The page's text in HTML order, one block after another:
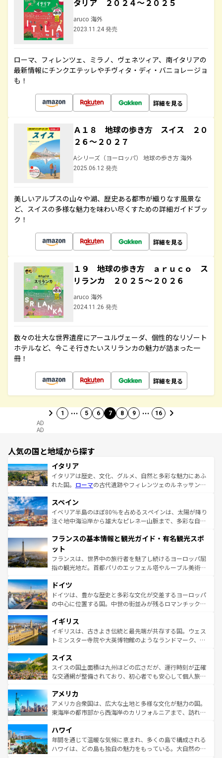
タリア ２０２４～２０２５
aruco 海外
2023.11.24 発売
ローマ、フィレンツェ、ミラノ、ヴェネツィア、南イタリアの
最新情報にチンクエテッレやチヴィタ・ディ・バニョレージョ
も！
詳細を見る
Ａ１８ 地球の歩き方 スイス ２０
２６～２０２７
Aシリーズ（ヨーロッパ） 地球の歩き方 海外
2025.06.12 発売
美しいアルプスの山々や湖、歴史ある都市が織りなす風景な
ど、スイスの多様な魅力を味わい尽くすための詳細ガイドブッ
ク！
詳細を見る
１９ 地球の歩き方 ａｒｕｃｏ ス
リランカ ２０２５～２０２６
aruco 海外
2024.11.26 発売
数々の壮大な世界遺産にアーユルヴェーダ、個性的なリゾート
ホテルなど、今こそ行きたいスリランカの魅力が詰まった一
冊！
詳細を見る
1 … 5 6 7 8 9 … 16
AD
AD
人気の国と地域から探す
イタリア
イタリアは歴史、文化、グルメ、自然と多彩な魅力にあふ
れた国。 ローマの古代遺跡やフィレンツェのルネッサンス
ろん、トスカーナの美しい田園風景やアマルフィ海岸の絶
景など、自然景観も見逃せない。観光の合間には、本場の
ピザやパスタなど、絶品のイタリア料理を堪能することも
ませてくれるイタリアで、忘れられない旅をしてみよう！
なお、新着のイタリア情報は
しい。
スペイン
イベリア半島のほぼ80％を占めるスペインは、太陽が降り
注ぐ地中海沿岸から雄大なピレネー山脈まで、多彩な自然
文化が根付くこの国では、情熱的なフラメンコ、熱気あふ
れる闘牛、そして美味しいタパスが生活の一部となってい
る。首都マドリードの洗練された雰囲気や、バルセロナの
アートに溢れた街角から、地方では古代ローマ遺跡や中世
せる。地方によって風土や気候が異なるスペインはその個
性で訪れる人を魅了する。 なお、新着のスペイン情報は コ
ンテンツ一覧を参照してほしい。
フランスの基本情報と観光ガイド・有名観光スポ
ット
フランスは、世界中の旅行者を魅了し続けるヨーロッパ屈
指の観光地だ。首都パリのエッフェル塔やルーブル美術館
で、幅広い魅力が詰まっている。華麗な宮殿、歴史的な大
聖堂、美しいビーチ、そして豊かな自然が、訪れる者を心
から魅了する。また、フランスは美食の国としても知ら
いる。シャンパンの発祥地であるランス、プロヴァンスの
香り高いラベンダー畑など、多彩な楽しみ方が可能だ。さ
らに、パリ以外の地域にも魅力が溢れており、どの街角に
れる地方に足を運ぶとそれぞれで全く異なる文化を体験で
きるだろう。 なお、新着のフランス情報はコンテンツ一覧
を参照してほしい。
ドイツ
ドイツは、豊かな歴史と多彩な文化が交差するヨーロッパ
の中心に位置する国。中世の街並みが残るロマンチック街
顔を持つこの国は、どこを歩いても飽きることがない。ベ
ルリンの文化的活気、バイエルン州のアルプスの絶景、そ
してライン川沿いのワイン畑といった風景は必見。ビール
は、お酒好きな人にはぜひ体験してほしい。 なお、新着の
ドイツ情報はコンテンツ一覧を参照してほしい。
イギリス
イギリスは、古きよき伝統と最先端が共存する国。ウェス
トミンスター寺院や大英博物館のようなランドマーク、歴
リアごとに異なる魅力がある。また、優雅なアフタヌーン
ティー、ビール好きにはたまらない英国パブ、サッカー観
戦など、本場だからこそできる体験も豊富。イギリスを旅
ンツ一覧を参照してほしい。
スイス
スイスの国土面積は九州ほどの広さだが、運行時刻が正確
な交通網が整備されており、初心者でも安心して個人旅行
の建物がそのまま残る町や、スイスならではのユニークな
博物館もあり、アルプス観光だけでなく町歩きも満喫する
ことができる。国民の所得が高いため物価も高いが、旅行
ば市内交通費無料で観光を楽しむこともできる。 なお、新
着のスイス情報はコンテンツ一覧 を参照してほしい。
アメリカ
アメリカ合衆国は、広大な土地と多様な文化が魅力の国。
東海岸の都市部から西海岸のカリフォルニアまで、訪れる
のような巨大都市は、観光、ショッピング、エンターテイ
ンメントが詰まった刺激的なスポットだ。一方、アメリカ
西部には大自然が広がり、グランドキャニオンやイエロー
ハワイ
年間を通じて温暖な気候に恵まれ、多くの島で構成される
ハワイは、どの島も独自の魅力をもっている。大自然の神